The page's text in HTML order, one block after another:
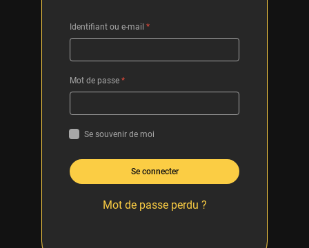
Identifiant ou e-mail *
Mot de passe *
Se souvenir de moi
Se connecter
Mot de passe perdu ?